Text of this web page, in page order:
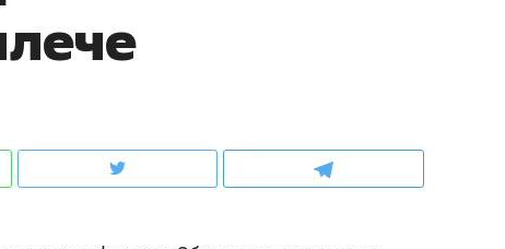
клиентах и чудных запросах мастеров